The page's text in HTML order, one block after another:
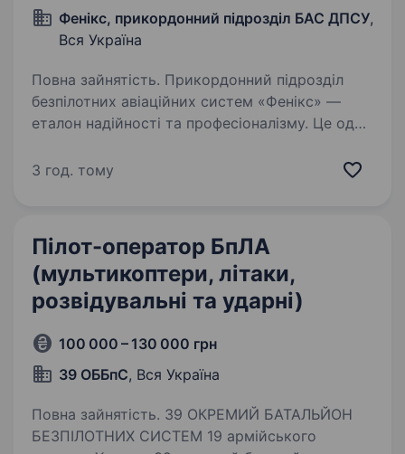
Фенікс, прикордонний підрозділ БАС ДПСУ,
Вся Україна
Повна зайнятість. Прикордонний підрозділ
безпілотних авіаційних систем «Фенікс» —
еталон надійності та професіоналізму. Це один
прикордонній службі України підрозділ
3 год. тому
Пілот-оператор БпЛА
(мультикоптери, літаки,
розвідувальні та ударні)
100 000 – 130 000 грн
39 ОББпС, Вся Україна
Повна зайнятість. 39 ОКРЕМИЙ БАТАЛЬЙОН
БЕЗПІЛОТНИХ СИСТЕМ 19 армійського